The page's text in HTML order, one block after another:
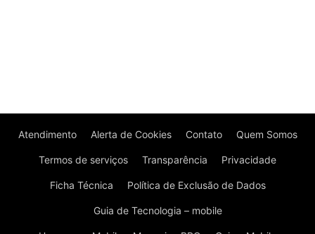
Atendimento Alerta de Cookies Contato Quem Somos
Termos de serviços Transparência Privacidade
Ficha Técnica Política de Exclusão de Dados
Guia de Tecnologia – mobile